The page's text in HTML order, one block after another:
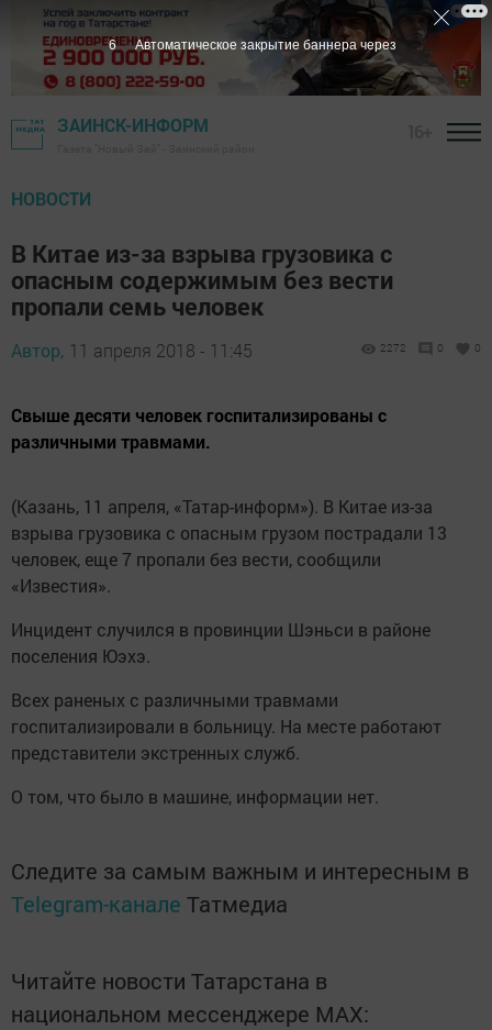
ЗАИНСК-ИНФОРМ
НОВОСТИ
В Китае из-за взрыва грузовика с
опасным содержимым без вести
пропали семь человек
Автор, 11 апреля 2018 - 11:45 2272 0 0
Свыше десяти человек госпитализированы с
различными травмами.
(Казань, 11 апреля, «Татар-информ»). В Китае из-за
взрыва грузовика с опасным грузом пострадали 13
человек, еще 7 пропали без вести, сообщили
«Известия».
Инцидент случился в провинции Шэньси в районе
поселения Юэхэ.
Всех раненых с различными травмами
госпитализировали в больницу. На месте работают
представители экстренных служб.
О том, что было в машине, информации нет.
Следите за самым важным и интересным в
Telegram-канале Татмедиа
Читайте новости Татарстана в
национальном мессенджере MАХ:
5 Автоматическое закрытие баннера через